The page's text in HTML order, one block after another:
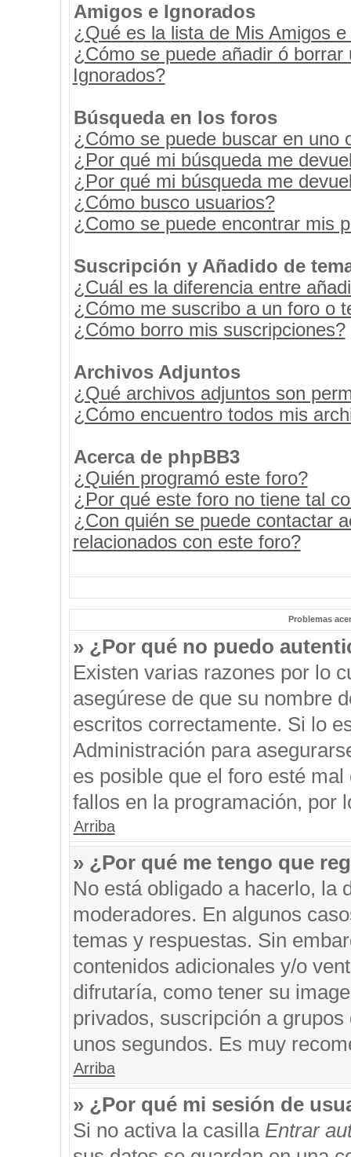
Amigos e Ignorados
¿Qué es la lista de Mis Amigos
¿Cómo se puede añadir ó
Ignorados?
Búsqueda en los foros
¿Cómo se puede buscar en uno
¿Por qué mi búsqueda me
¿Por qué mi búsqueda me
¿Cómo busco usuarios?
¿Como se puede encontrar mis
Suscripción y Añadido de
¿Cuál es la diferencia entre
¿Cómo me suscribo a un foro o
¿Cómo borro mis suscripciones?
Archivos Adjuntos
¿Qué archivos adjuntos son
¿Cómo encuentro todos mis
Acerca de phpBB3
¿Quién programó este foro?
¿Por qué este foro no tiene tal
¿Con quién se puede contactar
relacionados con este foro?
Problemas
» ¿Por qué no puedo
Existen varias razones por lo
asegúrese de que su nombre
escritos correctamente. Si lo
Administración para
es posible que el foro esté
fallos en la programación, por
Arriba
» ¿Por qué me tengo que
No está obligado a hacerlo, la
moderadores. En algunos
temas y respuestas. Sin
contenidos adicionales y/o
difrutaría, como tener su
privados, suscripción a
unos segundos. Es muy
Arriba
» ¿Por qué mi sesión de
Si no activa la casilla Entrar